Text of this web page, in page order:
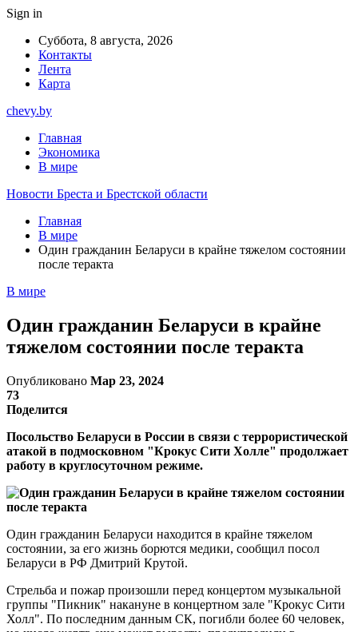
Sign in
Суббота, 8 августа, 2026
Контакты
Лента
Карта
chevy.by
Главная
Экономика
В мире
Новости Бреста и Брестской области
Главная
В мире
Один гражданин Беларуси в крайне тяжелом состоянии
после теракта
В мире
Один гражданин Беларуси в крайне
тяжелом состоянии после теракта
Опубликовано Мар 23, 2024
73
Поделится
Посольство Беларуси в России в связи с террористической
атакой в подмосковном "Крокус Сити Холле" продолжает
работу в круглосуточном режиме.
Один гражданин Беларуси находится в крайне тяжелом
состоянии, за его жизнь борются медики, сообщил посол
Беларуси в РФ Дмитрий Крутой.
Стрельба и пожар произошли перед концертом музыкальной
группы "Пикник" накануне в концертном зале "Крокус Сити
Холл". По последним данным СК, погибли более 60 человек,